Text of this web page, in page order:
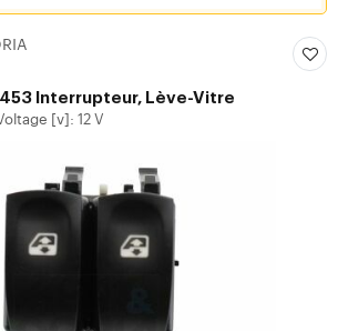
Interrupteur, Lève-Vitre
[v]: 12 V